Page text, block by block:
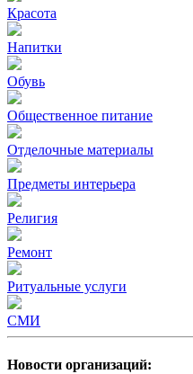
Красота
Напитки
Обувь
Общественное питание
Отделочные материалы
Предметы интерьера
Религия
Ремонт
Ритуальные услуги
СМИ
Новости организаций: